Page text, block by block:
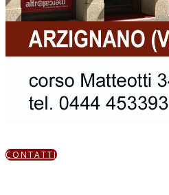
CONTATTI